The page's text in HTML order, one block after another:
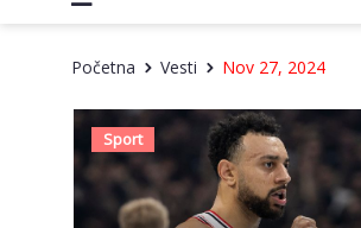
Početna Vesti Nov 27, 2024
Sport